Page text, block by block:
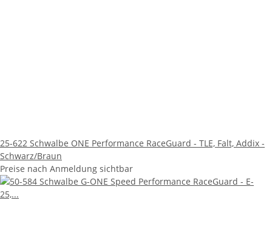
25-622 Schwalbe ONE Performance RaceGuard - TLE, Falt, Addix -
Schwarz/Braun
Preise nach Anmeldung sichtbar